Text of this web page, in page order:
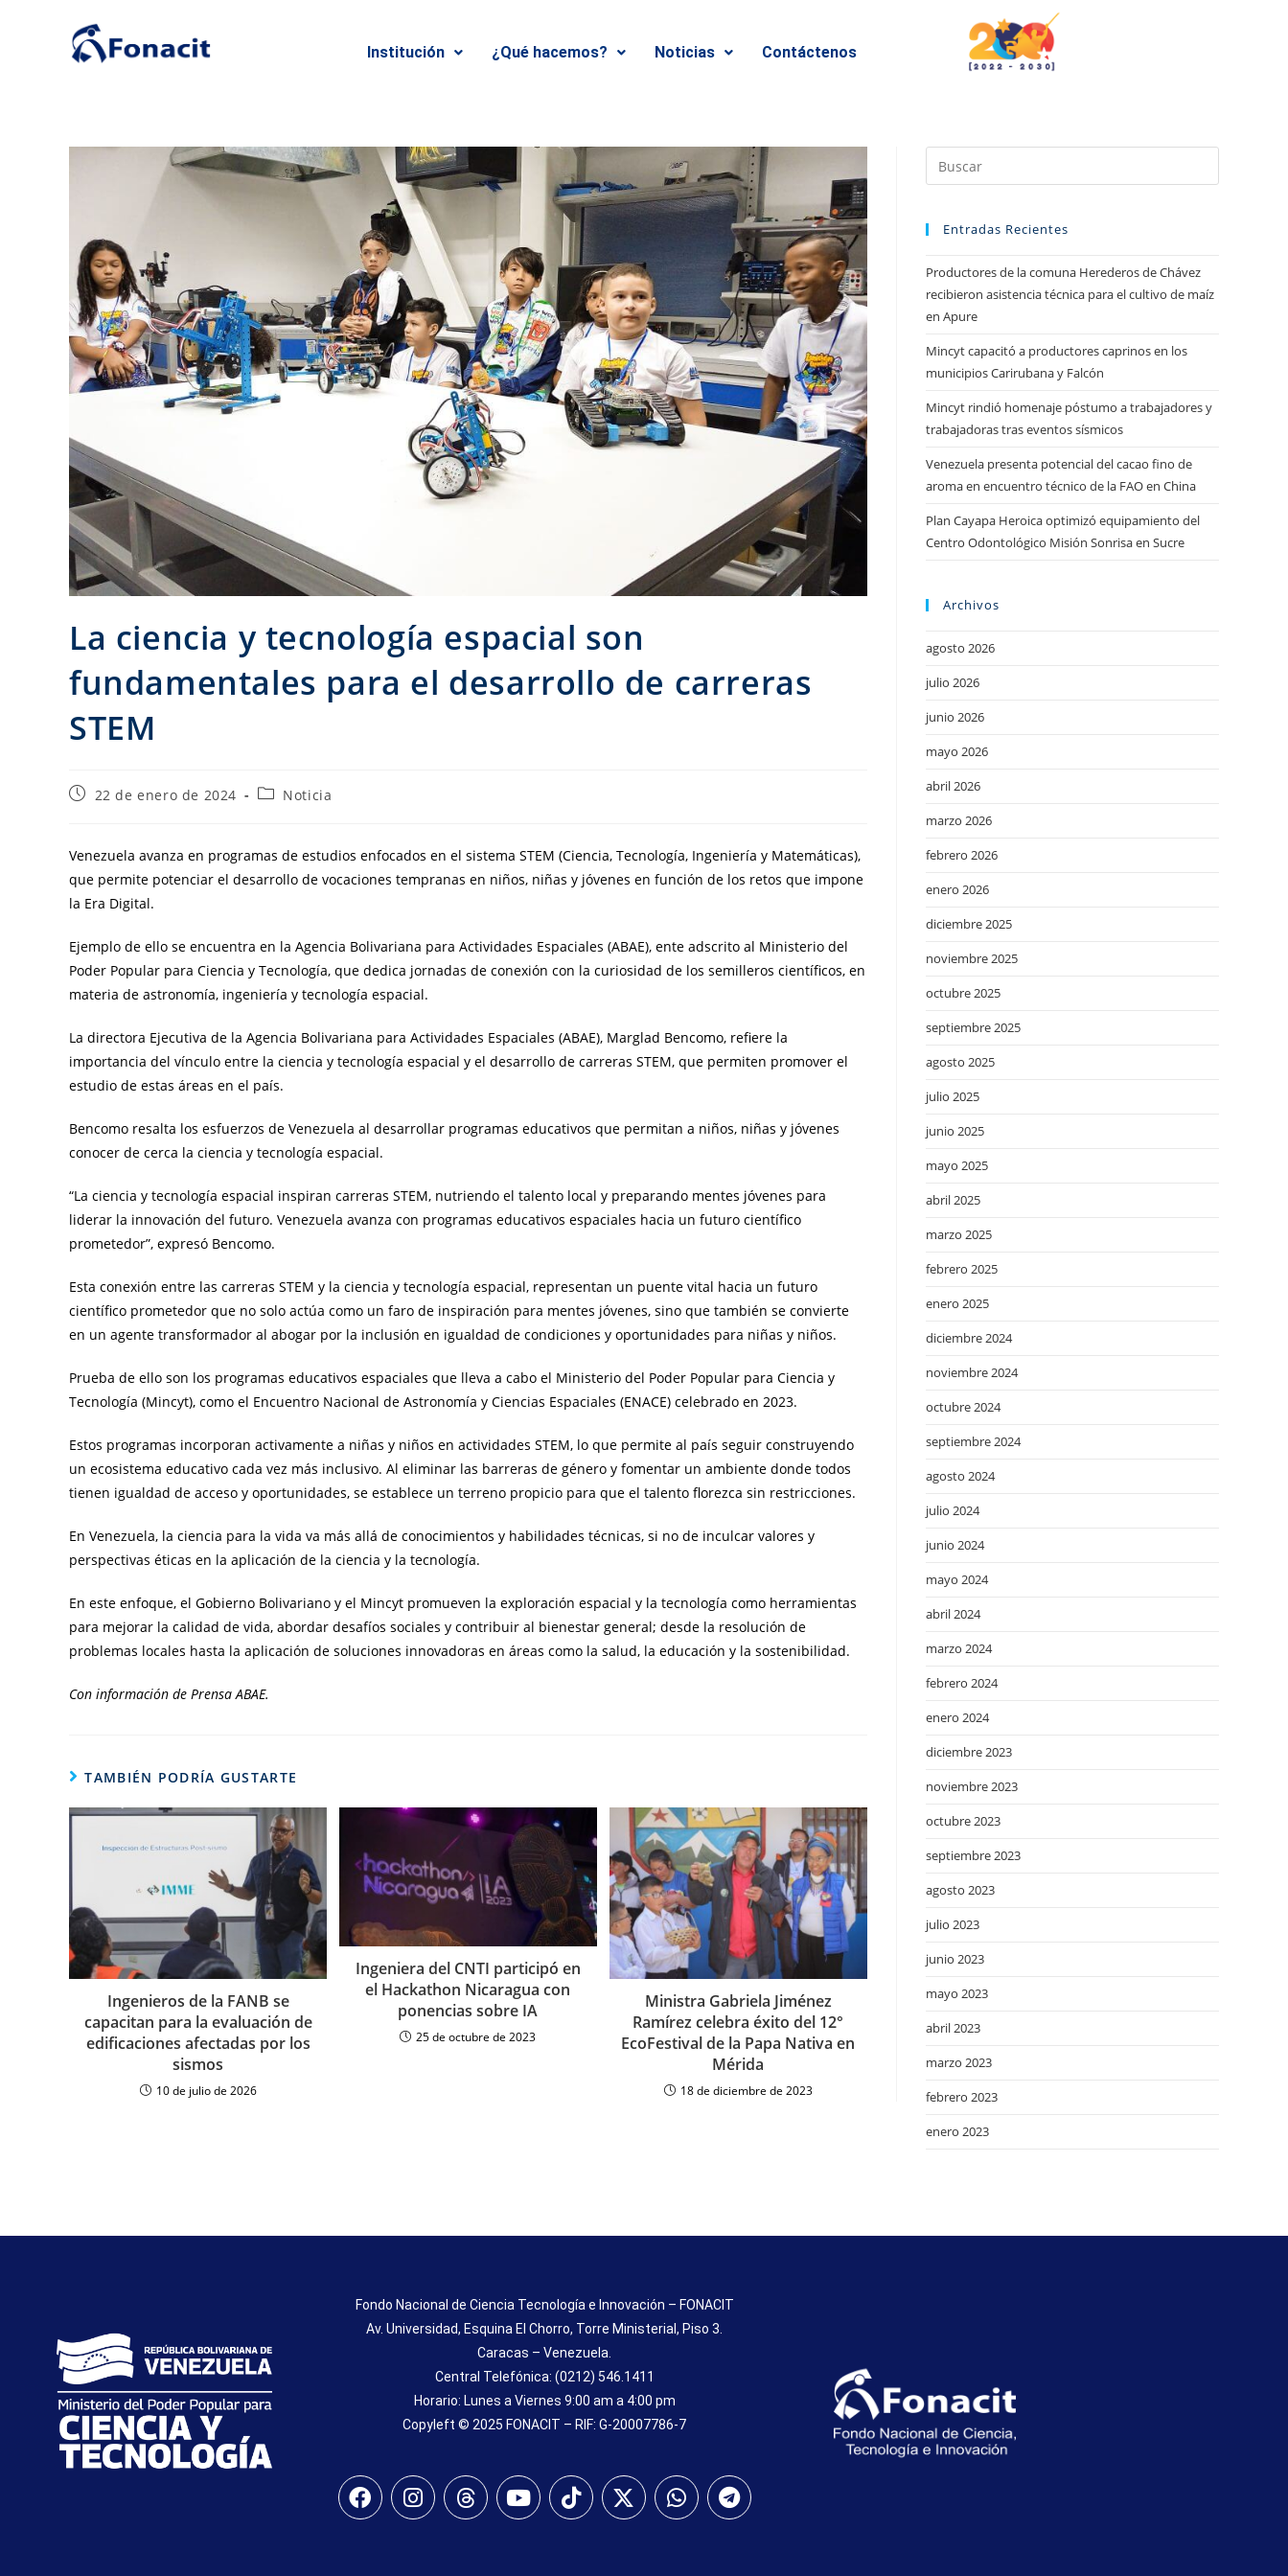
Institución ¿Qué hacemos? Noticias Contáctenos
La ciencia y tecnología espacial son
fundamentales para el desarrollo de carreras
STEM
22 de enero de 2024 Noticia
Venezuela avanza en programas de estudios enfocados en el sistema STEM (Ciencia, Tecnología, Ingeniería y Matemáticas),
que permite potenciar el desarrollo de vocaciones tempranas en niños, niñas y jóvenes en función de los retos que impone
la Era Digital.
Ejemplo de ello se encuentra en la Agencia Bolivariana para Actividades Espaciales (ABAE), ente adscrito al Ministerio del
Poder Popular para Ciencia y Tecnología, que dedica jornadas de conexión con la curiosidad de los semilleros científicos, en
materia de astronomía, ingeniería y tecnología espacial.
La directora Ejecutiva de la Agencia Bolivariana para Actividades Espaciales (ABAE), Marglad Bencomo, refiere la
importancia del vínculo entre la ciencia y tecnología espacial y el desarrollo de carreras STEM, que permiten promover el
estudio de estas áreas en el país.
Bencomo resalta los esfuerzos de Venezuela al desarrollar programas educativos que permitan a niños, niñas y jóvenes
conocer de cerca la ciencia y tecnología espacial.
“La ciencia y tecnología espacial inspiran carreras STEM, nutriendo el talento local y preparando mentes jóvenes para
liderar la innovación del futuro. Venezuela avanza con programas educativos espaciales hacia un futuro científico
prometedor”, expresó Bencomo.
Esta conexión entre las carreras STEM y la ciencia y tecnología espacial, representan un puente vital hacia un futuro
científico prometedor que no solo actúa como un faro de inspiración para mentes jóvenes, sino que también se convierte
en un agente transformador al abogar por la inclusión en igualdad de condiciones y oportunidades para niñas y niños.
Prueba de ello son los programas educativos espaciales que lleva a cabo el Ministerio del Poder Popular para Ciencia y
Tecnología (Mincyt), como el Encuentro Nacional de Astronomía y Ciencias Espaciales (ENACE) celebrado en 2023.
Estos programas incorporan activamente a niñas y niños en actividades STEM, lo que permite al país seguir construyendo
un ecosistema educativo cada vez más inclusivo. Al eliminar las barreras de género y fomentar un ambiente donde todos
tienen igualdad de acceso y oportunidades, se establece un terreno propicio para que el talento florezca sin restricciones.
En Venezuela, la ciencia para la vida va más allá de conocimientos y habilidades técnicas, si no de inculcar valores y
perspectivas éticas en la aplicación de la ciencia y la tecnología.
En este enfoque, el Gobierno Bolivariano y el Mincyt promueven la exploración espacial y la tecnología como herramientas
para mejorar la calidad de vida, abordar desafíos sociales y contribuir al bienestar general; desde la resolución de
problemas locales hasta la aplicación de soluciones innovadoras en áreas como la salud, la educación y la sostenibilidad.
Con información de Prensa ABAE.
TAMBIÉN PODRÍA GUSTARTE
Ingenieros de la FANB se
capacitan para la evaluación de
edificaciones afectadas por los
sismos
10 de julio de 2026
Ingeniera del CNTI participó en
el Hackathon Nicaragua con
ponencias sobre IA
25 de octubre de 2023
Ministra Gabriela Jiménez
Ramírez celebra éxito del 12°
EcoFestival de la Papa Nativa en
Mérida
18 de diciembre de 2023
Entradas Recientes
Productores de la comuna Herederos de Chávez
recibieron asistencia técnica para el cultivo de maíz
en Apure
Mincyt capacitó a productores caprinos en los
municipios Carirubana y Falcón
Mincyt rindió homenaje póstumo a trabajadores y
trabajadoras tras eventos sísmicos
Venezuela presenta potencial del cacao fino de
aroma en encuentro técnico de la FAO en China
Plan Cayapa Heroica optimizó equipamiento del
Centro Odontológico Misión Sonrisa en Sucre
Archivos
agosto 2026
julio 2026
junio 2026
mayo 2026
abril 2026
marzo 2026
febrero 2026
enero 2026
diciembre 2025
noviembre 2025
octubre 2025
septiembre 2025
agosto 2025
julio 2025
junio 2025
mayo 2025
abril 2025
marzo 2025
febrero 2025
enero 2025
diciembre 2024
noviembre 2024
octubre 2024
septiembre 2024
agosto 2024
julio 2024
junio 2024
mayo 2024
abril 2024
marzo 2024
febrero 2024
enero 2024
diciembre 2023
noviembre 2023
octubre 2023
septiembre 2023
agosto 2023
julio 2023
junio 2023
mayo 2023
abril 2023
marzo 2023
febrero 2023
enero 2023
Fondo Nacional de Ciencia Tecnología e Innovación – FONACIT
Av. Universidad, Esquina El Chorro, Torre Ministerial, Piso 3.
Caracas – Venezuela.
Central Telefónica: (0212) 546.1411
Horario: Lunes a Viernes 9:00 am a 4:00 pm
Copyleft © 2025 FONACIT – RIF: G-20007786-7